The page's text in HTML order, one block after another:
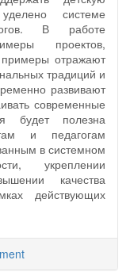
системе
В работе
проектов,
отражают
традиций и
развивают
современные
будет полезна
и педагогам
в системном
укреплении
качества
действующих